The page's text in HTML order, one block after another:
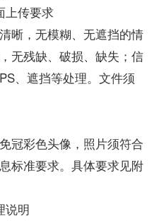
上传要求
晰，无模糊、无遮挡的情
无残缺、破损、缺失；信
、遮挡等处理。文件须
冠彩色头像，照片须符合
标准要求。具体要求见附
说明